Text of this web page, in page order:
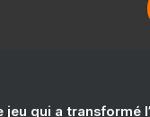
jeu qui a transformé